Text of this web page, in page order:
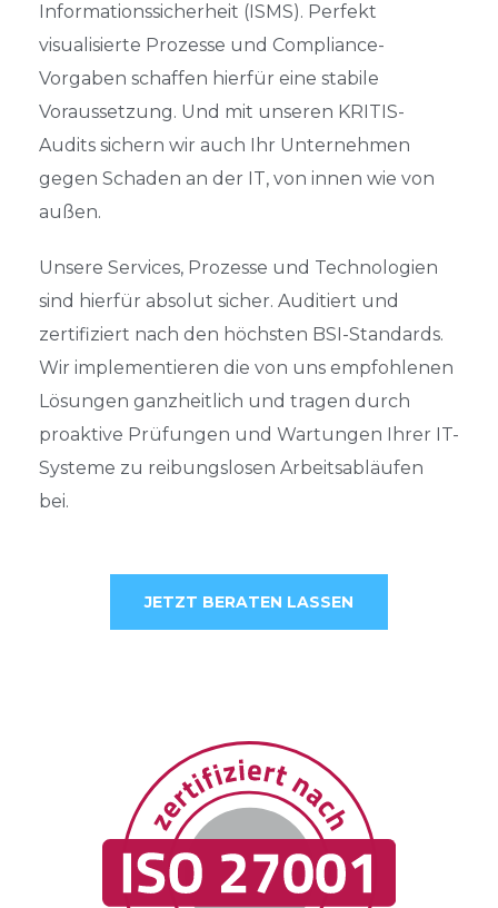
Informationssicherheit (ISMS). Perfekt
visualisierte Prozesse und Compliance-
Vorgaben schaffen hierfür eine stabile
Voraussetzung. Und mit unseren KRITIS-
Audits sichern wir auch Ihr Unternehmen
gegen Schaden an der IT, von innen wie von
außen.
Unsere Services, Prozesse und Technologien
sind hierfür absolut sicher. Auditiert und
zertifiziert nach den höchsten BSI-Standards.
Wir implementieren die von uns empfohlenen
Lösungen ganzheitlich und tragen durch
proaktive Prüfungen und Wartungen Ihrer IT-
Systeme zu reibungslosen Arbeitsabläufen
bei.
JETZT BERATEN LASSEN